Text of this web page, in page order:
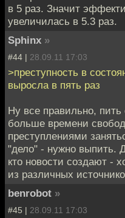
в 5 раз. Значит
увеличилась в 5.3 раз.
Sphinx »
#44 | 28.09.11 17:03
>преступность в
выросла в пять раз
Ну все правильно,
больше времени
преступлениями
"дело" - нужно выпить.
кто новости создают -
из различных
benrobot »
#45 | 28.09.11 17:03